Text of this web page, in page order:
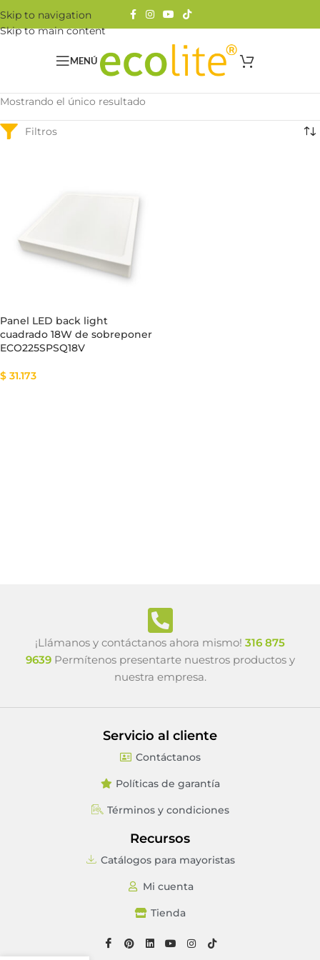
Skip to navigation
Skip to main content
MENÚ
Mostrando el único resultado
Panel LED back light
cuadrado 18W de sobreponer
ECO225SPSQ18V
$ 31.173
¡Llámanos y contáctanos ahora mismo! 316 875
9639Permítenos presentarte nuestros productos y
nuestra empresa.
Servicio al cliente
Contáctanos
Políticas de garantía
Términos y condiciones
Recursos
Catálogos para mayoristas
Mi cuenta
Tienda